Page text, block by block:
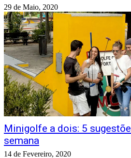
29 de Maio, 2020
Minigolfe a dois: 5
semana
14 de Fevereiro, 2020